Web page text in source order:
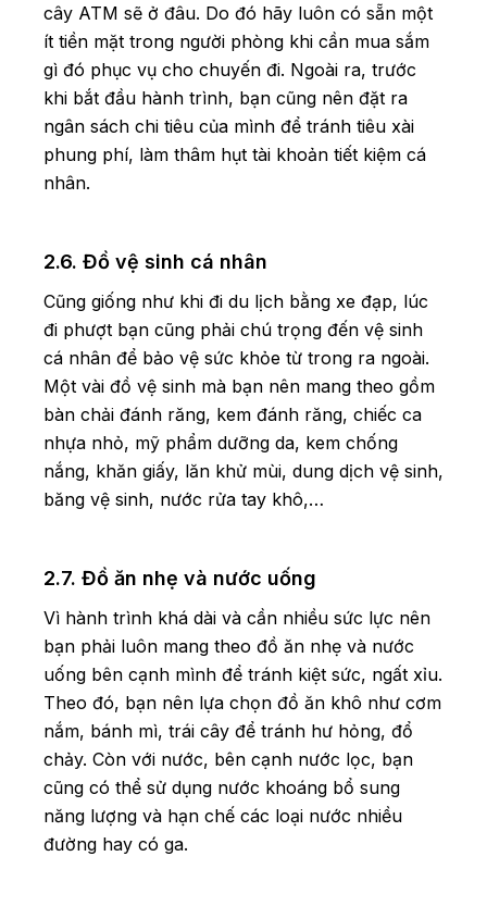
cây ATM sẽ ở đâu. Do đó hãy luôn có sẵn một
ít tiền mặt trong người phòng khi cần mua sắm
gì đó phục vụ cho chuyến đi. Ngoài ra, trước
khi bắt đầu hành trình, bạn cũng nên đặt ra
ngân sách chi tiêu của mình để tránh tiêu xài
phung phí, làm thâm hụt tài khoản tiết kiệm cá
nhân.
2.6. Đồ vệ sinh cá nhân
Cũng giống như khi đi du lịch bằng xe đạp, lúc
đi phượt bạn cũng phải chú trọng đến vệ sinh
cá nhân để bảo vệ sức khỏe từ trong ra ngoài.
Một vài đồ vệ sinh mà bạn nên mang theo gồm
bàn chải đánh răng, kem đánh răng, chiếc ca
nhựa nhỏ, mỹ phẩm dưỡng da, kem chống
nắng, khăn giấy, lăn khử mùi, dung dịch vệ sinh,
băng vệ sinh, nước rửa tay khô,…
2.7. Đồ ăn nhẹ và nước uống
Vì hành trình khá dài và cần nhiều sức lực nên
bạn phải luôn mang theo đồ ăn nhẹ và nước
uống bên cạnh mình để tránh kiệt sức, ngất xỉu.
Theo đó, bạn nên lựa chọn đồ ăn khô như cơm
nắm, bánh mì, trái cây để tránh hư hỏng, đổ
chảy. Còn với nước, bên cạnh nước lọc, bạn
cũng có thể sử dụng nước khoáng bổ sung
năng lượng và hạn chế các loại nước nhiều
đường hay có ga.